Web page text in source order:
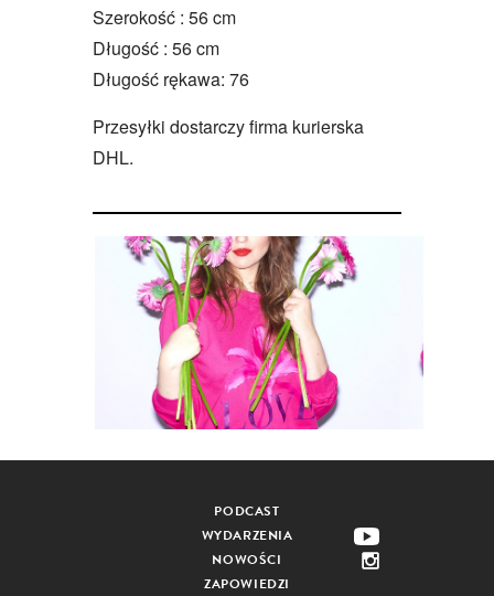
Szerokość : 56 cm
Długość : 56 cm
Długość rękawa: 76
Przesyłki dostarczy firma kurierska
DHL.
PODCAST
WYDARZENIA
NOWOŚCI
ZAPOWIEDZI